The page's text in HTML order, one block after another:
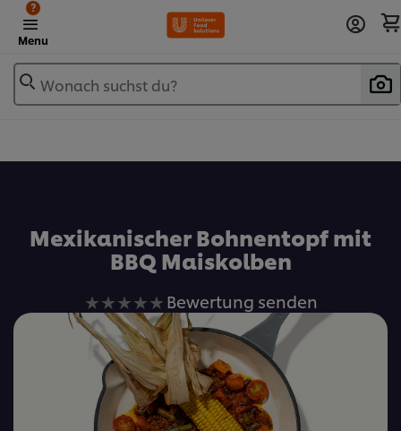
Menu
?
Wonach suchst du?
Mexikanischer Bohnentopf mit
BBQ Maiskolben
Keine
Bewertungen
für
dieses
recipe
abgegeben
Bewertung senden